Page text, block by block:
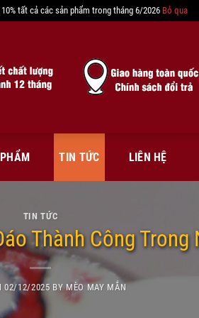
tất cả các sản phẩm trong tháng 6/2026 Bỏ qua
TIN TỨC LIÊN HỆ
TIN TỨC
Thành Công Trong
02/12/2025 BYMÈO MAY MẮN